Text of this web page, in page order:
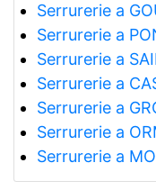
Serrurerie a
Serrurerie a
Serrurerie a
Serrurerie a
Serrurerie a
Serrurerie a
Serrurerie a